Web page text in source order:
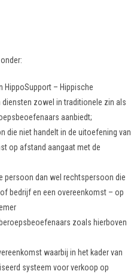
HippoSupport – Hippische
diensten zowel in traditionele zin als
aanbiedt;
die niet handelt in de uitoefening van
op afstand aangaat met de
persoon dan wel rechtspersoon die
bedrijf en een overeenkomst – op
zoals hierboven
waarbij in het kader van
systeem voor verkoop op